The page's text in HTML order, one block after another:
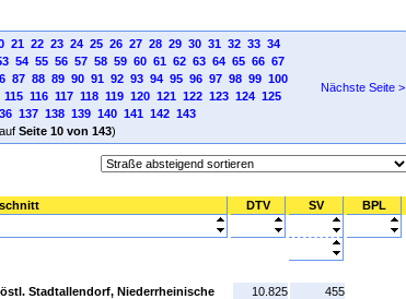
21 22 23 24 25 26 27 28 29 30 31 32 33 34
54 55 56 57 58 59 60 61 62 63 64 65 66 67
87 88 89 90 91 92 93 94 95 96 97 98 99 100
115 116 117 118 119 120 121 122 123 124 125
137 138 139 140 141 142 143
Seite 10 von 143)
Nächste Seite >
DTV SV BPL
Stadtallendorf, Niederrheinische
10.825
455